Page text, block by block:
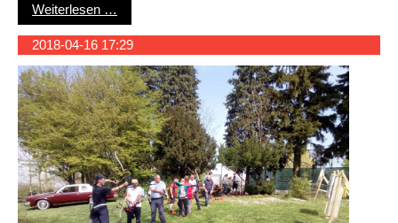
Weiterlesen …
2018-04-16 17:29